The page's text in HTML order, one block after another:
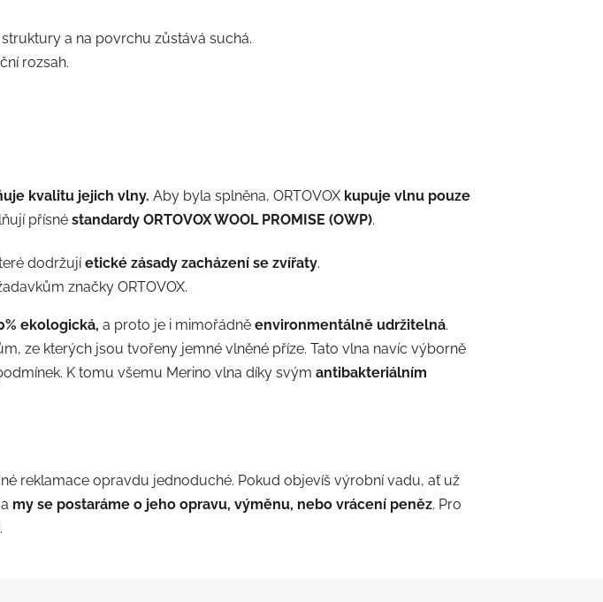
a na povrchu zůstává suchá.
rozsah.
kvalitu jejich vlny. Aby byla splněna, ORTOVOX kupuje vlnu pouze
přísné standardy ORTOVOX WOOL PROMISE (OWP).
dodržujíetické zásady zacházení se zvířaty.
značky ORTOVOX.
ekologická, a proto je i mimořádně environmentálně udržitelná.
ze kterých jsou tvořeny jemné vlněné příze. Tato vlna navíc výborně
K tomu všemu Merino vlna díky svým antibakteriálním
reklamace opravdu jednoduché. Pokud objevíš výrobní vadu, ať už
my se postaráme o jeho opravu, výměnu, nebo vrácení peněz. Pro